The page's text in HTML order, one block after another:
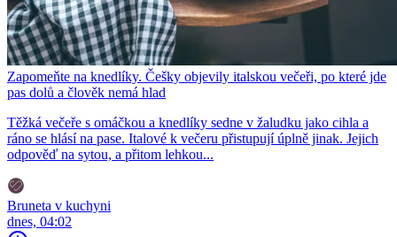
Zapomeňte na knedlíky. Češky objevily italskou večeři, po které jde
pas dolů a člověk nemá hlad
Těžká večeře s omáčkou a knedlíky sedne v žaludku jako cihla a
ráno se hlásí na pase. Italové k večeru přistupují úplně jinak. Jejich
odpověď na sytou, a přitom lehkou...
Bruneta v kuchyni
dnes, 04:02